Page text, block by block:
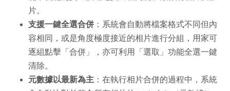
片。
支援一鍵全選合併 ：系統會自動將檔案格式不同但內
容相同，或是角度極度接近的相片進行分組，用家可
逐組點擊「合併」，亦可利用「選取」功能全選一鍵
清除。
元數據以最新為主 ：在執行相片合併的過程中，系統